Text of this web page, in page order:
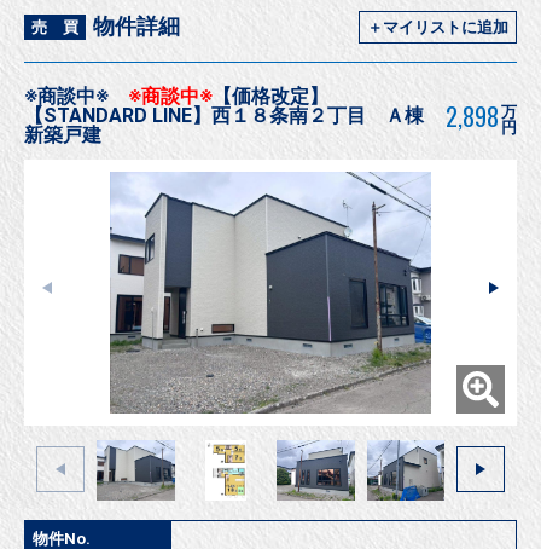
売 買 物件詳細 ＋マイリストに追加
※商談中※ ※商談中※ 【価格改定】
【STANDARD LINE】西１８条南２丁目 Ａ棟
新築戸建
2,898 万
円
物件No.